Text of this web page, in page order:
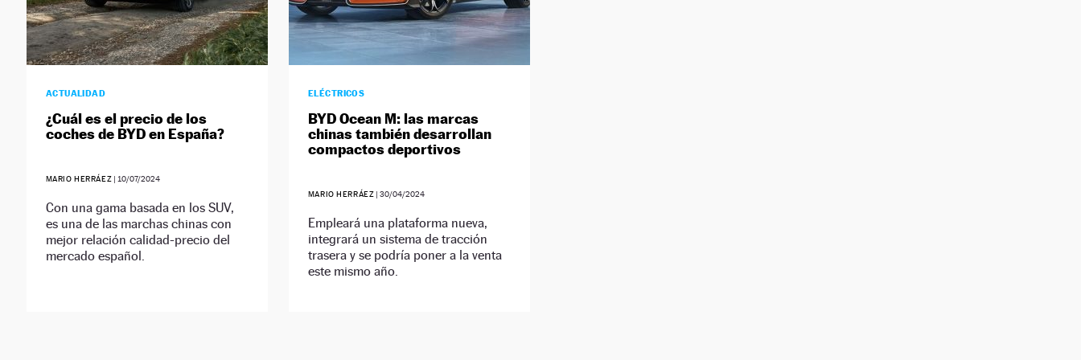
ACTUALIDAD
¿Cuál es el precio de los
coches de BYD en España?
MARIO HERRÁEZ | 10/07/2024
Con una gama basada en los SUV,
es una de las marchas chinas con
mejor relación calidad-precio del
mercado español.
ELÉCTRICOS
BYD Ocean M: las marcas
chinas también desarrollan
compactos deportivos
MARIO HERRÁEZ |30/04/2024
Empleará una plataforma nueva,
integrará un sistema de tracción
trasera y se podría poner a la venta
este mismo año.